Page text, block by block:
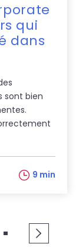
qui
dans
sont bien
9 min